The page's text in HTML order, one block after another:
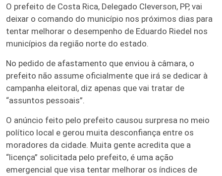
O prefeito de Costa Rica, Delegado Cleverson, PP, vai
deixar o comando do município nos próximos dias para
tentar melhorar o desempenho de Eduardo Riedel nos
municípios da região norte do estado.
No pedido de afastamento que enviou à câmara, o
prefeito não assume oficialmente que irá se dedicar à
campanha eleitoral, diz apenas que vai tratar de
“assuntos pessoais”.
O anúncio feito pelo prefeito causou surpresa no meio
político local e gerou muita desconfiança entre os
moradores da cidade. Muita gente acredita que a
“licença” solicitada pelo prefeito, é uma ação
emergencial que visa tentar melhorar os índices de